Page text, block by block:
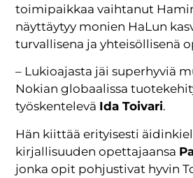
toimipaikkaa vaihtanut
näyttäytyy monien HaLun
turvallisena ja yhteisöllisenä
– Lukioajasta jäi superhyviä
Nokian globaalissa
työskentelevä Ida Toivari.
Hän kiittää erityisesti
kirjallisuuden opettajaansa
jonka opit pohjustivat hyvin